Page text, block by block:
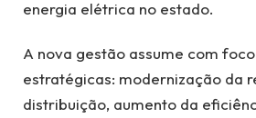
energia elétrica no estado.
A nova gestão assume com
estratégicas: modernização da
distribuição, aumento da